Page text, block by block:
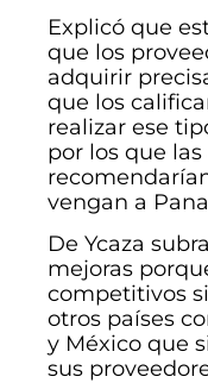
Explicó que
que los
adquirir
que los
realizar ese
por los que las
vengan a
De Ycaza
mejoras
competitivos
otros países
y México que
sus